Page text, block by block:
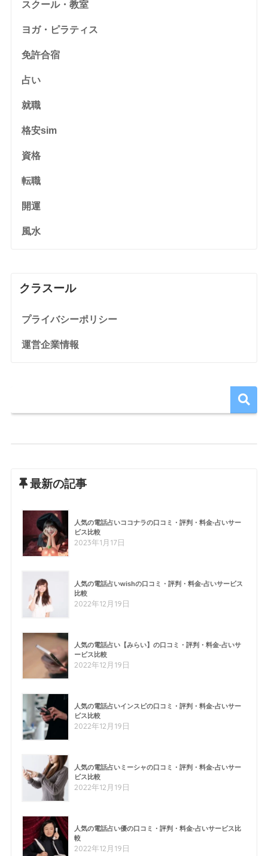
スクール・教室
ヨガ・ピラティス
免許合宿
占い
就職
格安sim
資格
転職
開運
風水
クラスール
プライバシーポリシー
運営企業情報
最新の記事
人気の電話占いココナラの口コミ・評判・料金-占いサー
ビス比較
2023年1月17日
人気の電話占いwishの口コミ・評判・料金-占いサービス
比較
2022年12月19日
人気の電話占い【みらい】の口コミ・評判・料金-占いサ
ービス比較
2022年12月19日
人気の電話占いインスピの口コミ・評判・料金-占いサー
ビス比較
2022年12月19日
人気の電話占いミーシャの口コミ・評判・料金-占いサー
ビス比較
2022年12月19日
人気の電話占い優の口コミ・評判・料金-占いサービス比
較
2022年12月19日